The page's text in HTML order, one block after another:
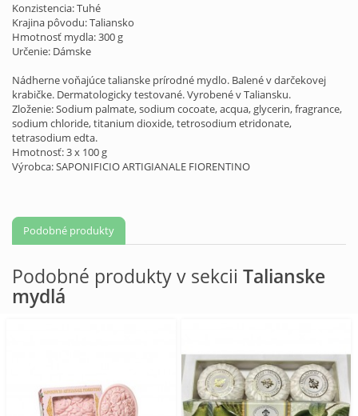
Konzistencia: Tuhé
Krajina pôvodu: Taliansko
Hmotnosť mydla: 300 g
Určenie: Dámske
Nádherne voňajúce talianske prírodné mydlo. Balené vdarčekovej
krabičke. Dermatologicky testované. Vyrobené v Taliansku.
Zloženie: Sodium palmate, sodium cocoate, acqua, glycerin, fragrance,
sodium chloride, titanium dioxide, tetrosodium etridonate,
tetrasodium edta.
Hmotnosť: 3 x 100 g
Výrobca: SAPONIFICIO ARTIGIANALE FIORENTINO
Podobné produkty
Podobné produkty v sekcii Talianske
mydlá